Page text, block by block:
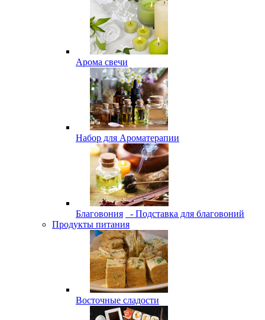
Арома свечи
Набор для Ароматерапии
Благовония
- Подставка для благовоний
Продукты питания
Восточные сладости